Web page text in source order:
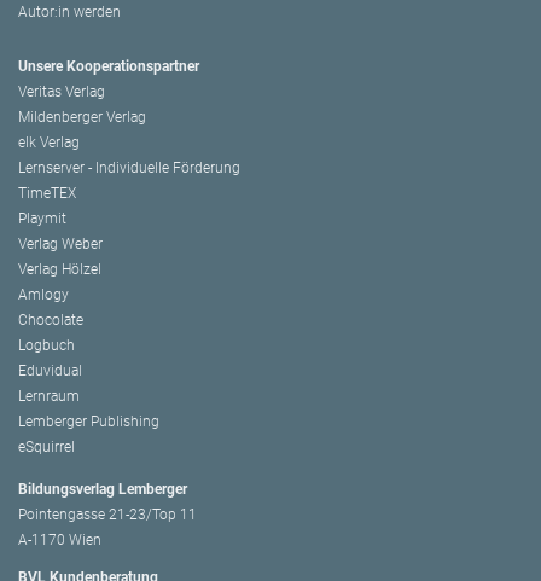
Autor:in werden
Unsere Kooperationspartner
Veritas Verlag
Mildenberger Verlag
elk Verlag
Lernserver - Individuelle Förderung
TimeTEX
Playmit
Verlag Weber
Verlag Hölzel
Amlogy
Chocolate
Logbuch
Eduvidual
Lernraum
Lemberger Publishing
eSquirrel
Bildungsverlag Lemberger
Pointengasse 21-23/Top 11
A-1170 Wien
BVL Kundenberatung